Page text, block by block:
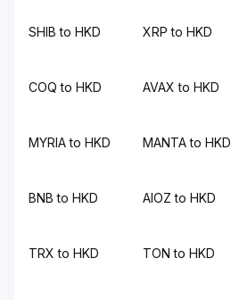
SHIB to HKD XRP to HKD
COQ to HKD AVAX to HKD
MYRIA to HKD MANTA to HKD
BNB to HKD AIOZ to HKD
TRX to HKD TON to HKD